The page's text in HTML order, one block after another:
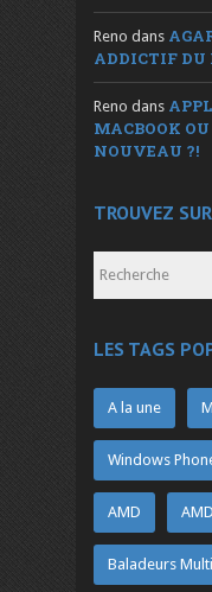
Reno dans
ADDICTIF DU
Reno dans
MACBOOK
NOUVEAU ?!
TROUVEZ
LES TAGS
A la une
Windows
AMD
Baladeurs